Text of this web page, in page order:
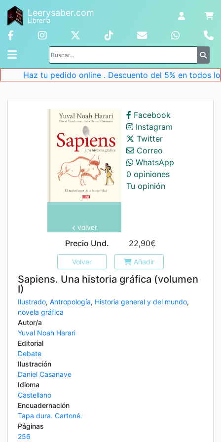
Leerysaber.com
Librería
Haz tu pedido online . Descuento del 5% en todos
volver
Facebook
Instagram
Twitter
Correo
WhatsApp
0 opiniones
Tu opinión
Precio Und. 22,90€
Volver Añadir
Sapiens. Una historia gráfica (volumen
I)
Ilustrado, Antropología, Historia general y del mundo,
novela gráfica
Autor/a
Yuval Noah Harari
Editorial
Debate
Ilustración
Daniel Casanave
Idioma
Castellano
Encuadernación
Tapa dura. Cartoné.
Páginas
256